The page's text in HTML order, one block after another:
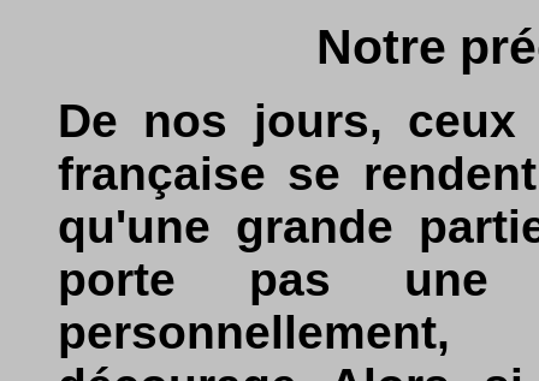
Notre
De nos jours,
française se
qu'une grande
porte pas une